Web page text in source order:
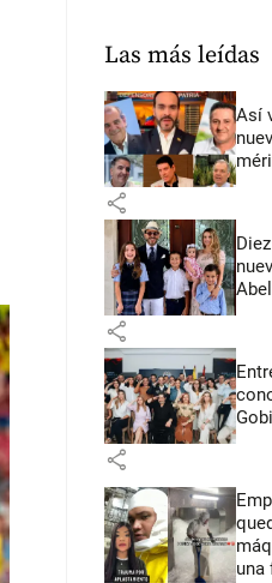
Las más leídas
Así
share
share
share
una